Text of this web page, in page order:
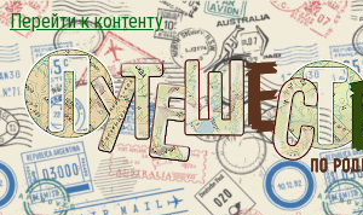
Перейти к контенту